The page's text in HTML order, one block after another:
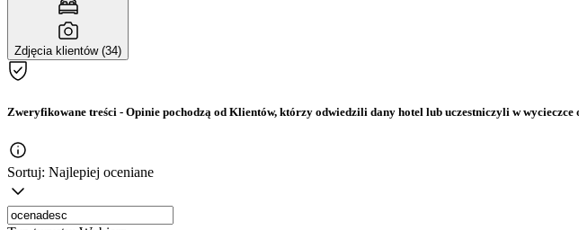
Zdjęcia klientów (34)
Zweryfikowane treści - Opinie pochodzą od Klientów, którzy odwiedzili dany hotel lub uczestniczyli w wycieczce
Sortuj: Najlepiej oceniane